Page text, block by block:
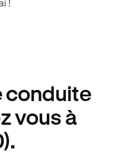
!
conduite
vous à